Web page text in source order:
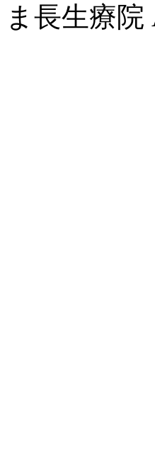
ま長生療院